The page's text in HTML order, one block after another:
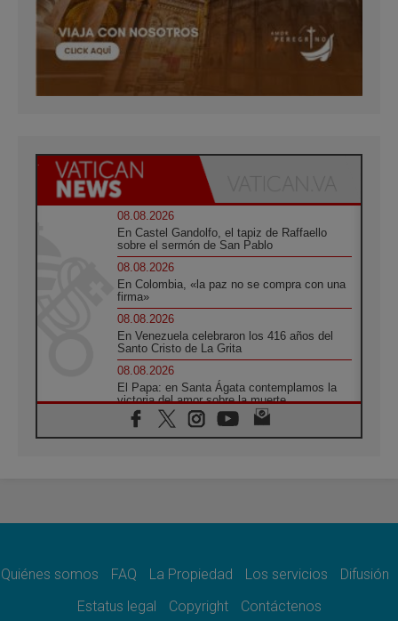
08.08.2026
En Castel Gandolfo, el tapiz de Raffaello
sobre el sermón de San Pablo
08.08.2026
En Colombia, «la paz no se compra con una
firma»
08.08.2026
En Venezuela celebraron los 416 años del
Santo Cristo de La Grita
08.08.2026
El Papa: en Santa Ágata contemplamos la
victoria del amor sobre la muerte
08.08.2026
León XIV visitará el Santuario de la Madre
07.08.2026
07.08.2026
el compromiso del cristiano"
Quiénes somos FAQ La Propiedad Los servicios
Difusión
Estatus legal
Copyright Contáctenos